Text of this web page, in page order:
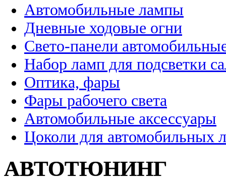
Автомобильные лампы
Дневные ходовые огни
Свето-панели
Набор ламп для подсветки
Оптика, фары
Фары рабочего света
Автомобильные аксессуары
Цоколи для автомобильных
АВТОТЮНИНГ